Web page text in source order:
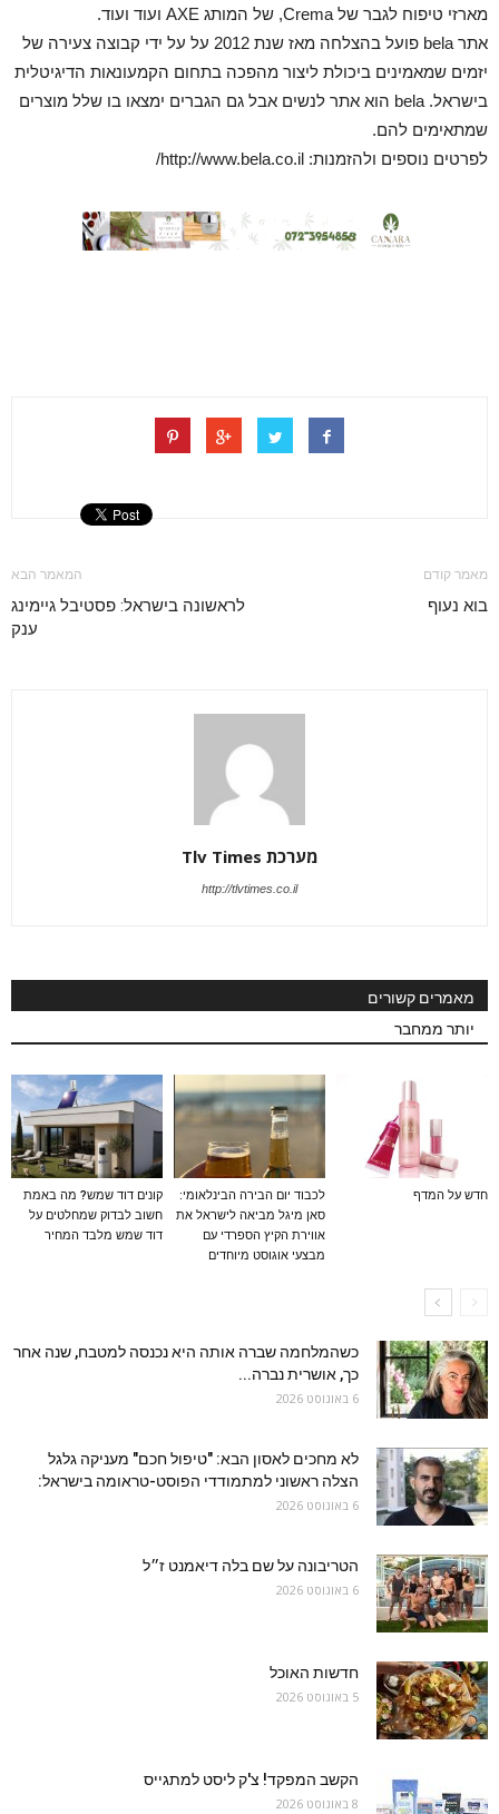
מארזי טיפוח לגבר של Crema, של המותג AXE ועוד ועוד.
אתר bela פועל בהצלחה מאז שנת 2012 על על ידי קבוצה צעירה של
יזמים שמאמינים ביכולת ליצור מהפכה בתחום הקמעונאות הדיגיטלית
בישראל. bela הוא אתר לנשים אבל גם הגברים ימצאו בו שלל מוצרים
שמתאימים להם.
לפרטים נוספים ולהזמנות: http://www.bela.co.il/
מאמר קודם
בוא נעוף
המאמר הבא
לראשונה בישראל: פסטיבל גיימינג
ענק
מערכת Tlv Times
http://tlvtimes.co.il
מאמרים קשורים
יותר ממחבר
חדש על המדף
לכבוד יום הבירה הבינלאומי:
סאן מיגל מביאה לישראל את
אווירת הקיץ הספרדי עם
מבצעי אוגוסט מיוחדים
קונים דוד שמש? מה באמת
חשוב לבדוק שמחלטים על
דוד שמש מלבד המחיר
כשהמלחמה שברה אותה היא נכנסה למטבח, שנה אחר
כך, אושרית נברה...
6 באוגוסט 2026
לא מחכים לאסון הבא: "טיפול חכם" מעניקה גלגל
הצלה ראשוני למתמודדי הפוסט-טראומה בישראל:
6 באוגוסט 2026
הטריבונה על שם בלה דיאמנט ז״ל
6 באוגוסט 2026
חדשות האוכל
5 באוגוסט 2026
הקשב המפקד! צ'ק ליסט למתגייס
8 באוגוסט 2026